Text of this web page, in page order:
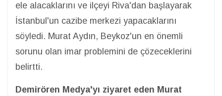
ele alacaklarını ve ilçeyi Riva'dan başlayarak
İstanbul'un cazibe merkezi yapacaklarını
söyledi. Murat Aydın, Beykoz'un en önemli
sorunu olan imar problemini de çözeceklerini
belirtti.
Demirören Medya'yı ziyaret eden Murat